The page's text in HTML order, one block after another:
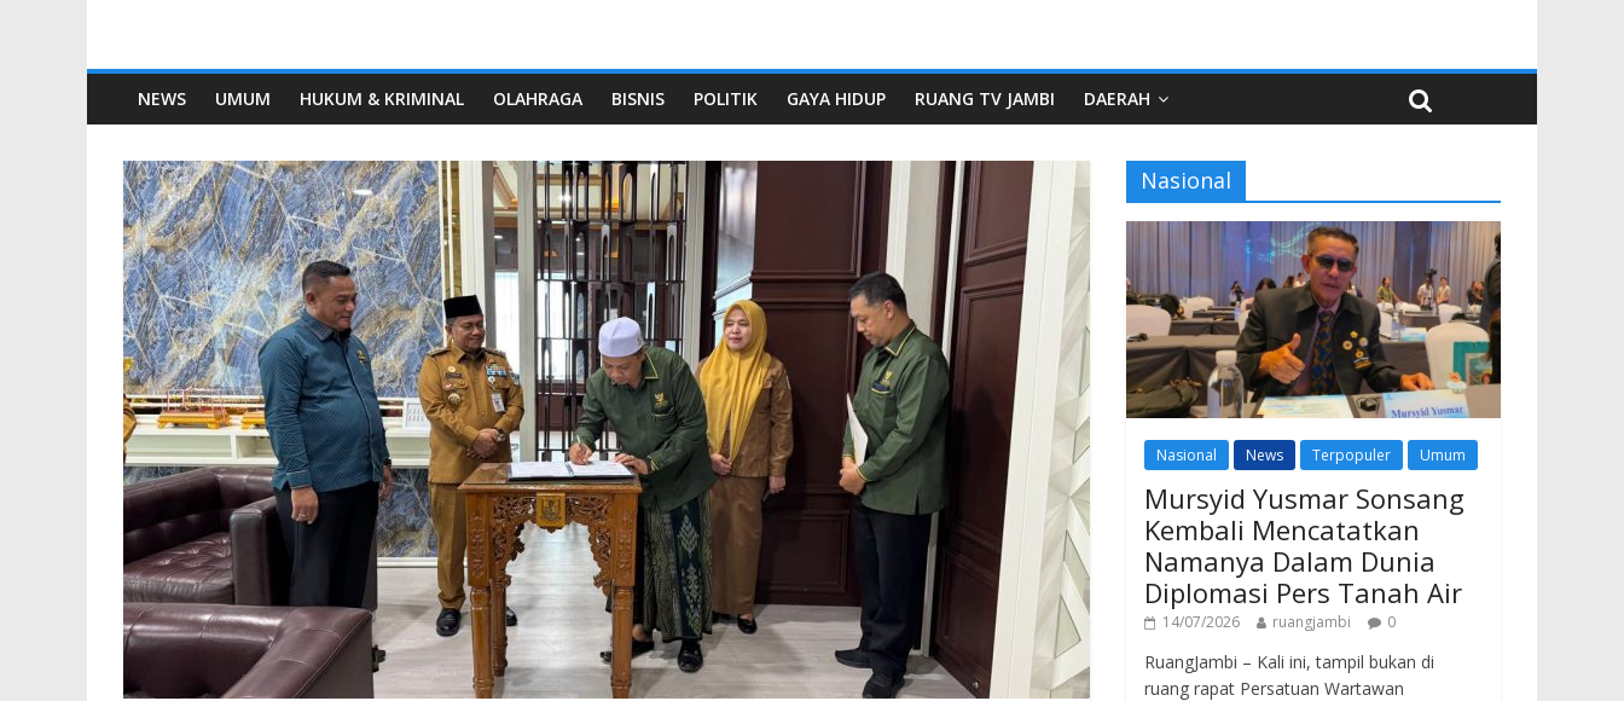
NEWS UMUM HUKUM & KRIMINAL OLAHRAGA BISNIS POLITIK GAYA HIDUP RUANG TV JAMBI DAERAH
Nasional
Nasional News Terpopuler Umum
Mursyid Yusmar Sonsang
Kembali Mencatatkan
Namanya Dalam Dunia
Diplomasi Pers Tanah Air
14/07/2026 ruangjambi 0
RuangJambi – Kali ini, tampil bukan di
ruang rapat Persatuan Wartawan